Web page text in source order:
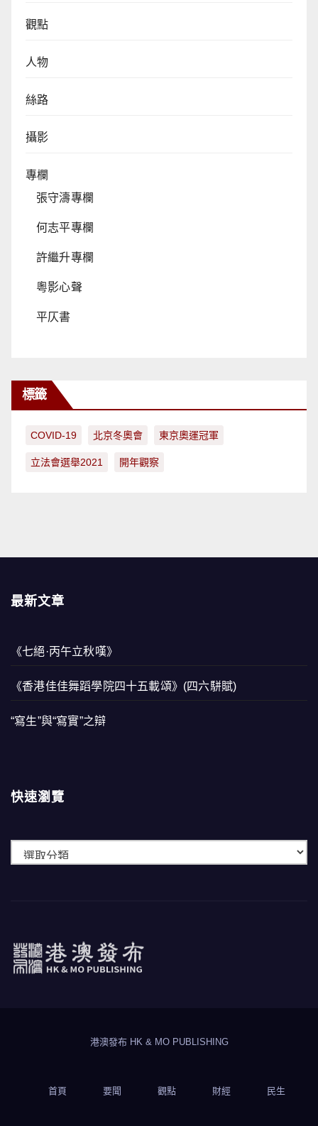
觀點
人物
絲路
攝影
專欄
張守濤專欄
何志平專欄
許繼升專欄
粵影心聲
平仄書
標籤
COVID-19 北京冬奧會 東京奧運冠軍
立法會選舉2021 開年觀察
最新文章
《七絕·丙午立秋嘆》
《香港佳佳舞蹈學院四十五載頌》(四六駢賦)
“寫生”與“寫實”之辯
快速瀏覽
港澳發布 HK & MO PUBLISHING
首頁 要聞 觀點 財經 民生